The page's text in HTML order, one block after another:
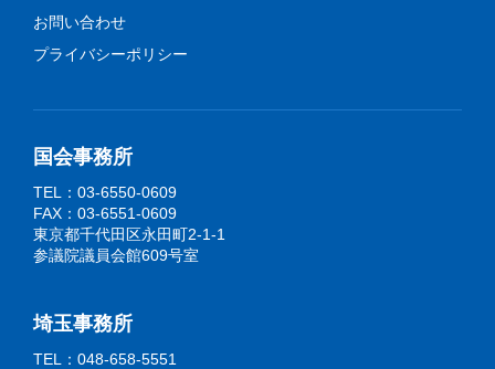
お問い合わせ
プライバシーポリシー
国会事務所
TEL：03-6550-0609
FAX：03-6551-0609
東京都千代田区永田町2-1-1
参議院議員会館609号室
埼玉事務所
TEL：048-658-5551